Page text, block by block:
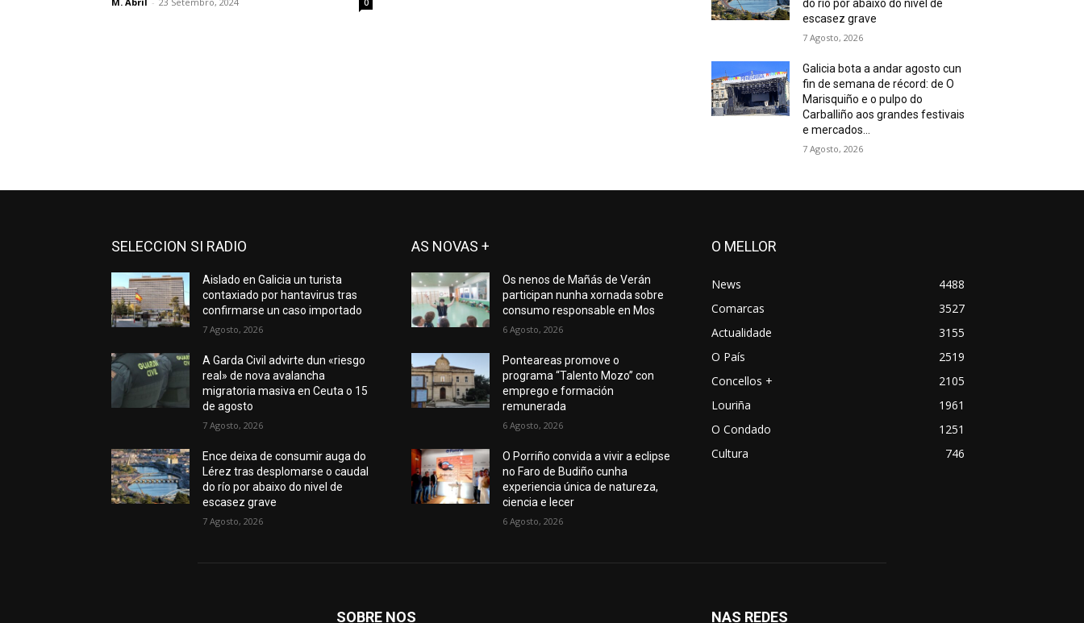
0
do río por abaixo do nivel de
escasez grave
7 Agosto, 2026
Galicia bota a andar agosto cun
fin de semana de récord: de O
Marisquiño e o pulpo do
Carballiño aos grandes festivais
e mercados...
7 Agosto, 2026
SELECCION SI RADIO
Aislado en Galicia un turista
contaxiado por hantavirus tras
confirmarse un caso importado
7 Agosto, 2026
A Garda Civil advirte dun «riesgo
real» de nova avalancha
migratoria masiva en Ceuta o 15
de agosto
7 Agosto, 2026
Ence deixa de consumir auga do
Lérez tras desplomarse o caudal
do río por abaixo do nivel de
escasez grave
7 Agosto, 2026
AS NOVAS +
Os nenos de Mañás de Verán
participan nunha xornada sobre
consumo responsable en Mos
6 Agosto, 2026
Ponteareas promove o
programa “Talento Mozo” con
emprego e formación
remunerada
6 Agosto, 2026
O Porriño convida a vivir a eclipse
no Faro de Budiño cunha
experiencia única de natureza,
ciencia e lecer
6 Agosto, 2026
O MELLOR
News
4488
Comarcas
3527
Actualidade
3155
O País
2519
Concellos +
2105
Louriña
1961
O Condado
1251
Cultura
746
SOBRE NOS NAS REDES